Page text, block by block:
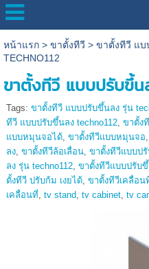
หน้าแรก> ขาตั้งทีวี > ขาตั้งทีวี แ
TECHNO112
ขาตั้งทีวี แบบปรับขึ้น
Tags: ขาตั้งทีวี แบบปรับขึ้นลง รุ่น
ทีวี แบบปรับขึ้นลง techno112, ขาตั้ง
แบบหมุนจอได้, ขาตั้งทีวีแบบหมุนจอ,
ลง, ขาตั้งทีวีล้อเลื่อน, ขาตั้งทีวีแบบปรั
ลง รุ่น techno112, ขาตั้งทีวีแบบปรับขึ้
ตั้งทีวี ปรับก้ม เงยได้, ขาตั้งทีวีเคลื่อน
เคลื่อนที่, tv stand, tv cabinet, tv